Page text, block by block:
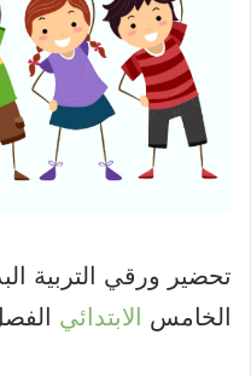
تحضير ورقي التربية
الخامس الابتدائي